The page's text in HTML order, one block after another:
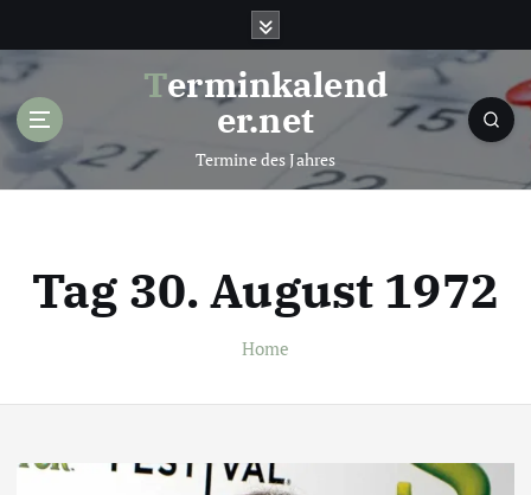
t
Terminkalend
er.net
Termine des Jahres
Tag 30. August 1972
Home